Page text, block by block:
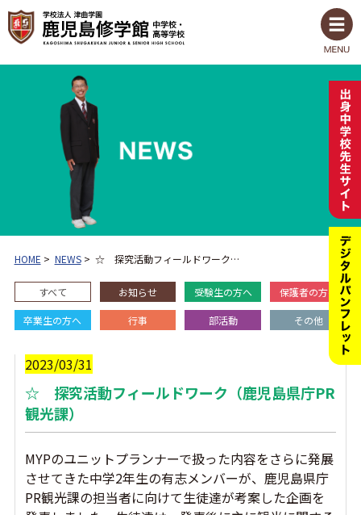
HOME > NEWS> ☆ 探究活動フィールドワーク…
すべて お知らせ 受験生の方へ 保護者の方へ
卒業生の方へ 行事 部活動 その他
2023/03/31
☆ 探究活動フィールドワーク（鹿児島県庁PR
観光課）
MYPのユニットプランナーで扱った内容をさらに発展
させてきた中学2年生の有志メンバーが、鹿児島県庁
PR観光課の担当者に向けて生徒達が考案した企画を